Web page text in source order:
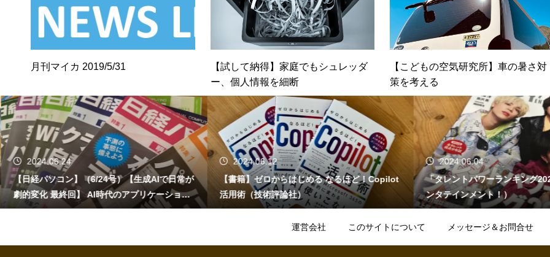
月刊マイカ 2019/5/31
【試して納得】家庭でもシュレッダ
ー、個人情報を細断
【こどもの空気研究所】車の暑さ対
策を考える
2024.06.24
【日経パソコン】（6/24号）【生成AIで日常が
劇的変化 最終回】 AI時代のアプリケーション
／サービス
2024.06.12
【書籍】ゼロからはじめる なるほど！Copilot
活用術（技術評論社）
2024.06.04
「タレントパワーランキング
ンタテインメント！）
運営会社
このサイトについて メッセージ＆お問合せ